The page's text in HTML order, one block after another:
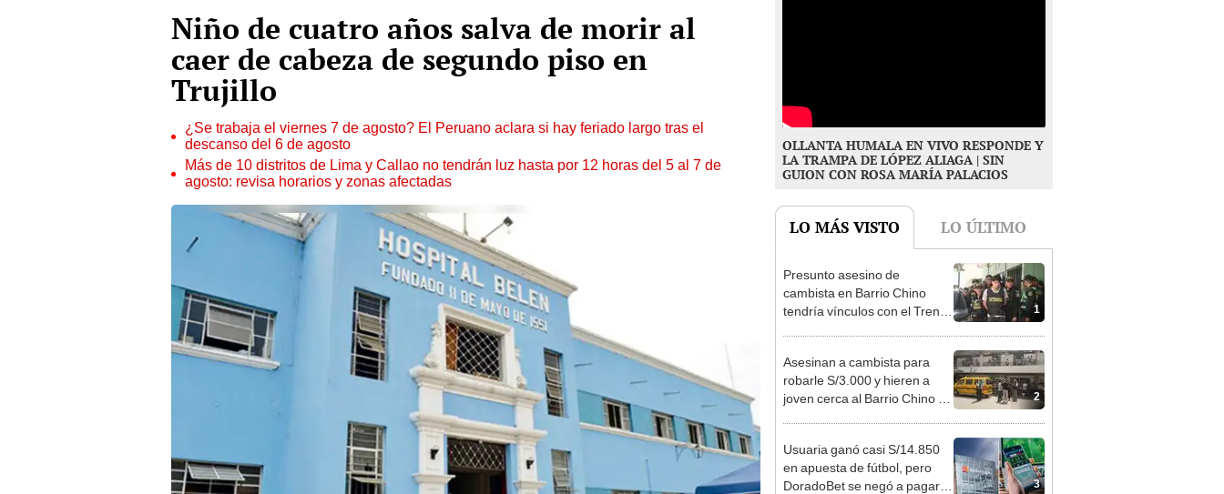
Niño de cuatro años salva de morir al
caer de cabeza de segundo piso en
Trujillo
¿Se trabaja el viernes 7 de agosto? El Peruano aclara si hay feriado largo tras el
descanso del 6 de agosto
Más de 10 distritos de Lima y Callao no tendrán luz hasta por 12 horas del 5 al 7 de
agosto: revisa horarios y zonas afectadas
OLLANTA HUMALA EN VIVO RESPONDE Y
LA TRAMPA DE LÓPEZ ALIAGA | SIN
GUION CON ROSA MARÍA PALACIOS
LO MÁS VISTO LO ÚLTIMO
1
Presunto asesino de
cambista en Barrio Chino
tendría vínculos con el Tren
2
Asesinan a cambista para
robarle S/3.000 y hieren a
joven cerca al Barrio Chino en
3
Usuaria ganó casi S/14.850
en apuesta de fútbol, pero
DoradoBet se negó a pagar: